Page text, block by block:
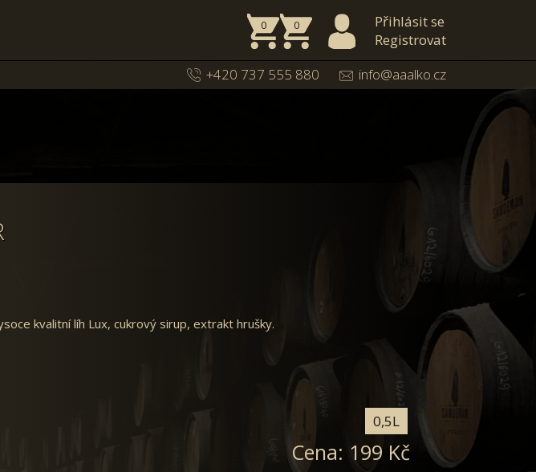
0
0
Přihlásit se
Registrovat
+420 737 555 880 info@aaalko.cz
kvalitní líh Lux, cukrový sirup, extrakt hrušky.
0,5L
Cena: 199 Kč